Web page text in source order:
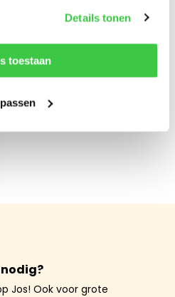
Details tonen
toestaan
Jos! Ook voor grote